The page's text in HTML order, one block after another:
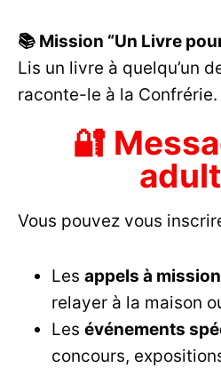
📚 Mission “Un Livre
Lis un livre à quelqu’un
raconte-le à la Confrérie.
🔐
Vous pouvez vous
Les appels à
relayer à la maison
Les événements
concours,